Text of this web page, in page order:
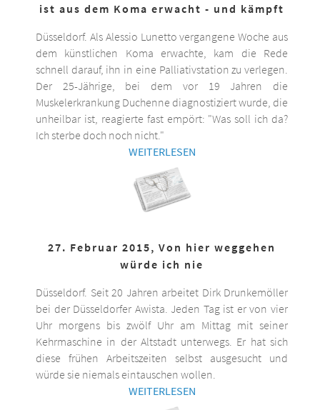
ist aus dem Koma erwacht - und kämpft
Düsseldorf. Als Alessio Lunetto vergangene Woche aus
dem künstlichen Koma erwachte, kam die Rede
schnell darauf, ihn in eine Palliativstation zu verlegen.
Der 25-Jährige, bei dem vor 19 Jahren die
Muskelerkrankung Duchenne diagnostiziert wurde, die
unheilbar ist, reagierte fast empört: "Was soll ich da?
Ich sterbe doch noch nicht."
WEITERLESEN
27. Februar 2015, Von hier weggehen
würde ich nie
Düsseldorf. Seit 20 Jahren arbeitet Dirk Drunkemöller
bei der Düsseldorfer Awista. Jeden Tag ist er von vier
Uhr morgens bis zwölf Uhr am Mittag mit seiner
Kehrmaschine in der Altstadt unterwegs. Er hat sich
diese frühen Arbeitszeiten selbst ausgesucht und
würde sie niemals eintauschen wollen.
WEITERLESEN